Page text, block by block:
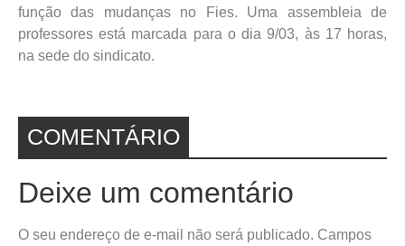
função das mudanças no Fies. Uma assembleia de
professores está marcada para o dia 9/03, às 17 horas,
na sede do sindicato.
COMENTÁRIO
Deixe um comentário
O seu endereço de e-mail não será publicado. Campos